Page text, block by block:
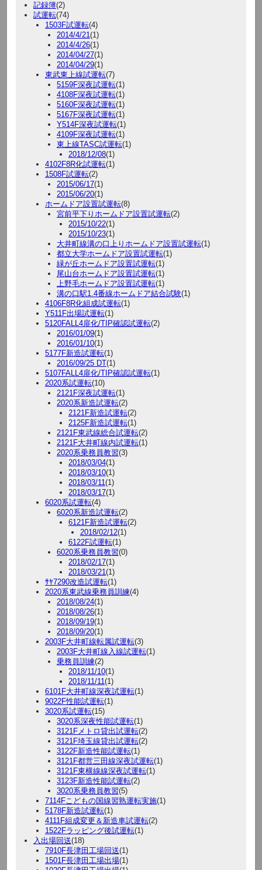
記録簿(2)
試運転(74)
1503F試運転(4)
2014/4/21(1)
2014/4/26(1)
2014/04/27(1)
2014/04/29(1)
東武東上線試運転(7)
5159F深夜試運転(1)
4108F深夜試運転(1)
5160F深夜試運転(1)
5167F深夜試運転(1)
Y514F深夜試運転(1)
4109F深夜試運転(1)
東上線TASC試運転(1)
2018/12/08(1)
4102F8R化試運転(1)
1508F試運転(2)
2015/06/17(1)
2015/06/20(1)
ホームドア設置試運転(8)
宮前平下りホームドア設置試運転(2)
2015/10/22(1)
2015/10/23(1)
大井町線溝の口上りホームドア設置試運転(1)
都立大学ホームドア設置試運転(1)
緑が丘ホームドア設置試運転(1)
尾山台ホームドア設置試運転(1)
上野毛ホームドア設置試運転(1)
溝の口駅1.4番線ホームドア結合試験(1)
4106F8R化組成試運転(1)
Y511F出場試運転(1)
5120FALL4扉化/TIP確認試運転(2)
2016/01/09(1)
2016/01/10(1)
5177F新造試運転(1)
2016/09/25 DT(1)
5107FALL4扉化/TIP確認試運転(1)
2020系試運転(10)
2121F深夜試運転(1)
2020系新造試運転(2)
2121F新造試運転(2)
2125F新造試運転(1)
2121F東武線総合試運転(2)
2121F大井町線内試運転(1)
2020系乗務員教習(3)
2018/03/04(1)
2018/03/10(1)
2018/03/11(1)
2018/03/17(1)
6020系試運転(4)
6020系新造試運転(2)
6121F新造試運転(2)
2018/02/12(1)
6122F試運転(1)
6020系乗務員教習(0)
2018/02/17(1)
2018/03/21(1)
ｻﾔ7290改造試運転(1)
2020系東武線乗務員訓練(4)
2018/08/24(1)
2018/08/26(1)
2018/09/19(1)
2018/09/20(1)
2003F大井町線転属試運転(3)
2003F大井町線入線試運転(1)
乗務員訓練(2)
2018/11/10(1)
2018/11/11(1)
6101F大井町線深夜試運転(1)
9022F性能試運転(1)
3020系試運転(15)
3020系深夜性能試運転(1)
3121Fメトロ貸出試運転(2)
3121F埼玉線貸出試運転(2)
3122F新造性能試運転(1)
3121F都営三田線深夜試運転(1)
3121F東横線線深夜試運転(1)
3123F新造性能試運転(2)
3020系乗務員教習(5)
7114Fこどもの国線習熟運転実施(1)
5178F新造試運転(1)
4111F組成変更＆新造車試運転(2)
1522Fラッピング後試運転(1)
入出場回送(18)
7910F長津田工場回送(1)
1501F長津田工場出場(1)